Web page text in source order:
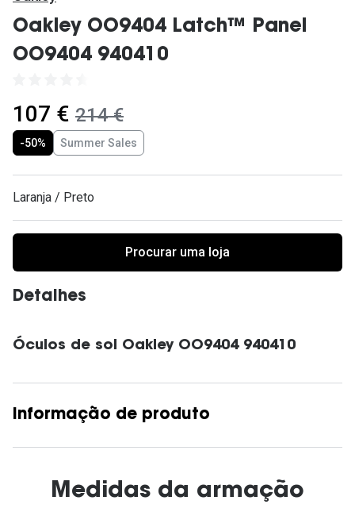
Oakley OO9404 Latch™ Panel
OO9404 940410
agora:
107 € era:
214 €
-50% Summer Sales
Laranja / Preto
Procurar uma loja
Detalhes
Óculos de sol Oakley OO9404 940410
Informação de produto
Medidas da armação